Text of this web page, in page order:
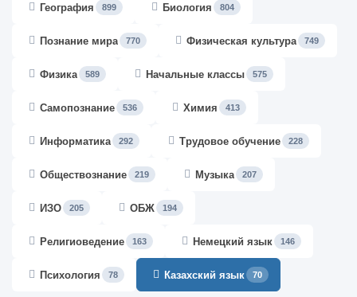
География 899 Биология 804
Познание мира 770 Физическая культура 749
Физика 589 Начальные классы 575
Самопознание 536 Химия 413
Информатика 292 Трудовое обучение 228
Обществознание 219 Музыка 207
ИЗО 205 ОБЖ 194
Религиоведение 163 Немецкий язык 146
Психология 78 Казахский язык 70